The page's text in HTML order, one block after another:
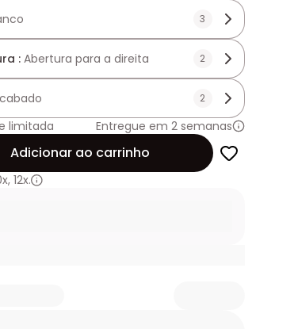
3
: Abertura para a direita 2
2
limitada
Entregue em 2 semanas
Adicionar ao carrinho
, 12x.